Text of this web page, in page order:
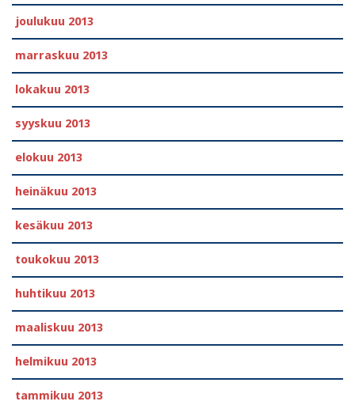
joulukuu 2013
marraskuu 2013
lokakuu 2013
syyskuu 2013
elokuu 2013
heinäkuu 2013
kesäkuu 2013
toukokuu 2013
huhtikuu 2013
maaliskuu 2013
helmikuu 2013
tammikuu 2013